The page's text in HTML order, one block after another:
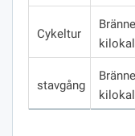
Cykeltur
stavgång